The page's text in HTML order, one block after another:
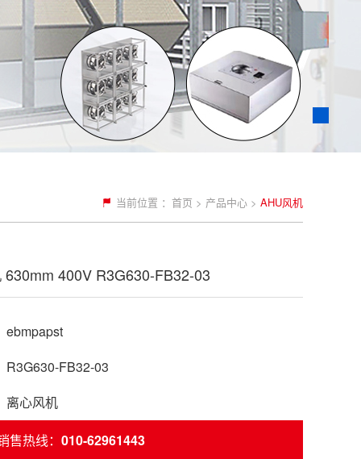
当前位置 ： 首页 > 产品中心 > AHU风机
630mm 400V R3G630-FB32-03
ebmpapst
R3G630-FB32-03
离心风机
售热线： 010-62961443